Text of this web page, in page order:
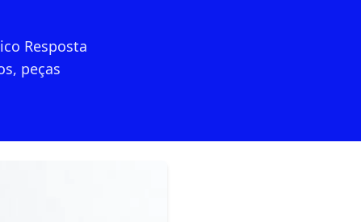
Resposta
peças